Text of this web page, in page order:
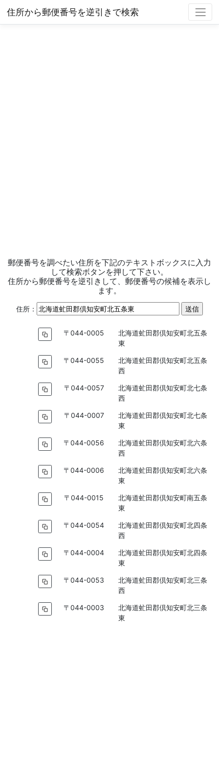
住所から郵便番号を逆引きで検索
郵便番号を調べたい住所を下記のテキストボックスに入力
して検索ボタンを押して下さい。
住所から郵便番号を逆引きして、郵便番号の候補を表示し
ます。
住所：
〒044-0005
北海道虻田郡倶知安町北五条
東
〒044-0055
北海道虻田郡倶知安町北五条
西
〒044-0057
北海道虻田郡倶知安町北七条
西
〒044-0007
北海道虻田郡倶知安町北七条
東
〒044-0056
北海道虻田郡倶知安町北六条
西
〒044-0006
北海道虻田郡倶知安町北六条
東
〒044-0015
北海道虻田郡倶知安町南五条
東
〒044-0054
北海道虻田郡倶知安町北四条
西
〒044-0004
北海道虻田郡倶知安町北四条
東
〒044-0053
北海道虻田郡倶知安町北三条
西
〒044-0003
北海道虻田郡倶知安町北三条
東